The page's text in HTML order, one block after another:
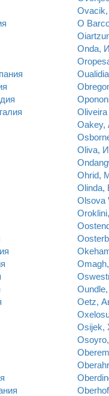
O
Onda,
Oliveira
Oakey,
Oliva,
Ohrid,
Olinda,
Olsova
Oetz,
Osijek,